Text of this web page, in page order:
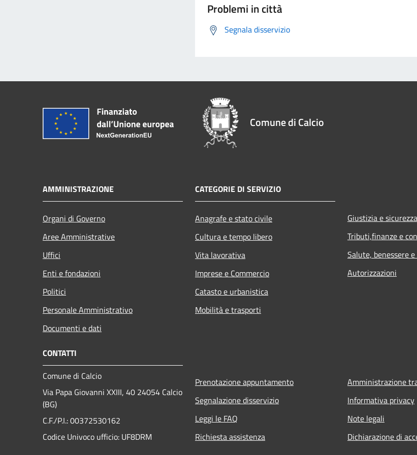
Problemi in città
Segnala disservizio
Comune di Calcio
AMMINISTRAZIONE
Organi di Governo
Aree Amministrative
Uffici
Enti e fondazioni
Politici
Personale Amministrativo
Documenti e dati
CATEGORIE DI SERVIZIO
Anagrafe e stato civile
Cultura e tempo libero
Vita lavorativa
Imprese e Commercio
Catasto e urbanistica
Mobilità e trasporti
Giustizia e
Tributi,finanze e
Salute, benessere
Autorizzazioni
CONTATTI
Comune di Calcio
Via Papa Giovanni XXIII, 40 24054 Calcio
(BG)
C.F./P.I.: 00372530162
Codice Univoco ufficio: UF8DRM
Prenotazione appuntamento
Segnalazione disservizio
Leggi le FAQ
Richiesta assistenza
Amministrazione
Informativa privacy
Note legali
Dichiarazione di